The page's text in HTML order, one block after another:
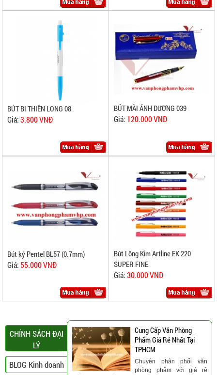
BÚT BI THIÊN LONG 08
Giá:3.800 VNĐ
BÚT MÀI ÁNH DƯƠNG 039
Giá: 120.000 VNĐ
Bút ký Pentel BL57 (0.7mm)
Giá: 55.000 VNĐ
Bút Lông Kim Artline EK 220
SUPER FINE
Giá:30.000 VNĐ
CHÍNH SÁCH ĐẠI
LÝ
BLOG Kinh doanh
Cung Cấp Văn Phòng
Phẩm Giá Rẻ Nhất Tại
TPHCM
Chuyên phân phối văn
phòng phẩm với giá rẻ